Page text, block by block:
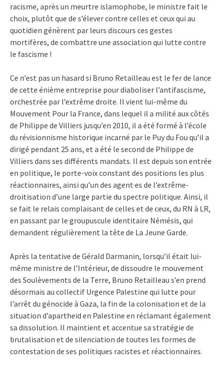
racisme, après un meurtre islamophobe, le ministre fait le
choix, plutôt que de s’élever contre celles et ceux qui au
quotidien génèrent par leurs discours ces gestes
mortifères, de combattre une association qui lutte contre
le fascisme !
Ce n’est pas un hasard si Bruno Retailleau est le fer de lance
de cette énième entreprise pour diaboliser l’antifascisme,
orchestrée par l’extrême droite. Il vient lui-même du
Mouvement Pour la France, dans lequel il a milité aux côtés
de Philippe de Villiers jusqu’en 2010, il a été formé à l’école
du révisionnisme historique incarné par le Puy du Fou qu’il a
dirigé pendant 25 ans, et a été le second de Philippe de
Villiers dans ses différents mandats. Il est depuis son entrée
en politique, le porte-voix constant des positions les plus
réactionnaires, ainsi qu’un des agent·es de l’extrême-
droitisation d’une large partie du spectre politique. Ainsi, il
se fait le relais complaisant de celles et de ceux, du RN à LR,
en passant par le groupuscule identitaire Némésis, qui
demandent régulièrement la tête de La Jeune Garde.
Après la tentative de Gérald Darmanin, lorsqu’il était lui-
même ministre de l’Intérieur, de dissoudre le mouvement
des Soulèvements de la Terre, Bruno Retailleau s’en prend
désormais au collectif Urgence Palestine qui lutte pour
l’arrêt du génocide à Gaza, la fin de la colonisation et de la
situation d’apartheid en Palestine en réclamant également
sa dissolution. Il maintient et accentue sa stratégie de
brutalisation et de silenciation de toutes les formes de
contestation de ses politiques racistes et réactionnaires.